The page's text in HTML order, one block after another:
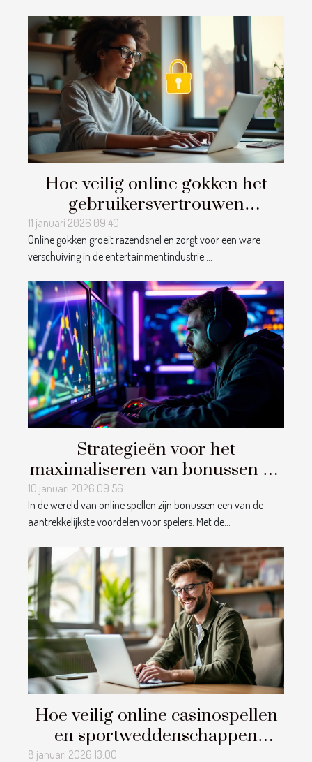
Hoe veilig online gokken het
gebruikersvertrouwen
beïnvloedt
11 januari 2026 09:40
Online gokken groeit razendsnel en zorgt voor een ware
verschuiving in de entertainmentindustrie....
Strategieën voor het
maximaliseren van bonussen bij
online spellen
10 januari 2026 09:56
In de wereld van online spellen zijn bonussen een van de
aantrekkelijkste voordelen voor spelers. Met de...
Hoe veilig online casinospellen
en sportweddenschappen
8 januari 2026 13:00